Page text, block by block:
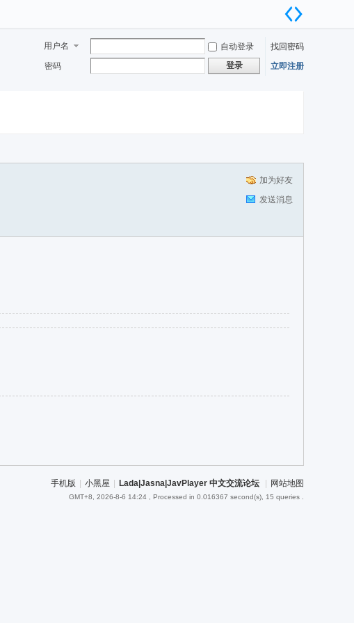
用户名 自动登录
找回密码
密码
登录 立即注册
加为好友
发送消息
手机版 小黑屋 Lada|Jasna|JavPlayer 中文交流论坛 网站地图
GMT+8, 2026-8-6 14:24 , Processed in 0.016367 second(s), 15 queries .